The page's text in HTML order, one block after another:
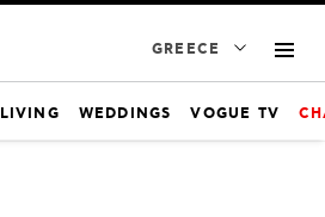
GREECE
LIVING WEDDINGS VOGUE TV